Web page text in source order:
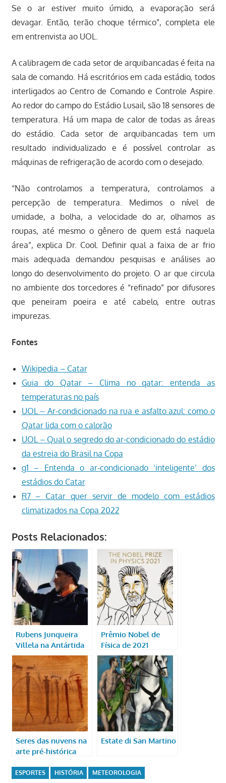
Se o ar estiver muito úmido, a evaporação será
devagar. Então, terão choque térmico”, completa ele
em entrenvista ao UOL.
A calibragem de cada setor de arquibancadas é feita na
sala de comando. Há escritórios em cada estádio, todos
interligados ao Centro de Comando e Controle Aspire.
Ao redor do campo do Estádio Lusail, são 18 sensores de
temperatura. Há um mapa de calor de todas as áreas
do estádio. Cada setor de arquibancadas tem um
resultado individualizado e é possível controlar as
máquinas de refrigeração de acordo com o desejado.
“Não controlamos a temperatura, controlamos a
percepção de temperatura. Medimos o nível de
umidade, a bolha, a velocidade do ar, olhamos as
roupas, até mesmo o gênero de quem está naquela
área”, explica Dr. Cool. Definir qual a faixa de ar frio
mais adequada demandou pesquisas e análises ao
longo do desenvolvimento do projeto. O ar que circula
no ambiente dos torcedores é “refinado” por difusores
que peneiram poeira e até cabelo, entre outras
impurezas.
Fontes
Wikipedia – Catar
Guia do Qatar – Clima no qatar: entenda as
temperaturas no país
UOL – Ar-condicionado na rua e asfalto azul: como o
Qatar lida com o calorão
UOL – Qual o segredo do ar-condicionado do estádio
da estreia do Brasil na Copa
g1 – Entenda o ar-condicionado ‘inteligente’ dos
estádios do Catar
R7 – Catar quer servir de modelo com estádios
climatizados na Copa 2022
Posts Relacionados:
Rubens Junqueira
Villela na Antártida
Prêmio Nobel de
Física de 2021
Seres das nuvens na
arte pré-histórica
Estate di San Martino
ESPORTES HISTÓRIA METEOROLOGIA